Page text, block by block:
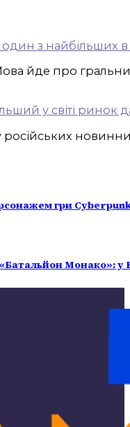
з найбільших в
Мова йде про
у світі ринок
у російських
гри Cyberpunk
Монако»: